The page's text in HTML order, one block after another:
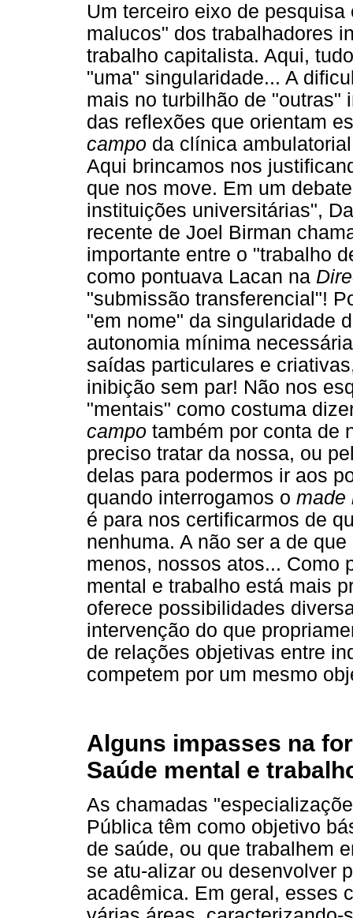
Um terceiro eixo de
malucos" dos trabalhadores
trabalho capitalista. Aqui,
"uma" singularidade... A
mais no turbilhão de "outras"
das reflexões que orientam
campo da clínica
Aqui brincamos nos
que nos move. Em um
instituições universitárias",
recente de Joel Birman
importante entre o "trabalho
como pontuava Lacan na
"submissão transferencial"!
"em nome" da singularidade
autonomia mínima
saídas particulares e
inibição sem par! Não nos
"mentais" como costuma
campo também por conta de
preciso tratar da nossa, ou
delas para podermos ir aos
quando interrogamos o made
é para nos certificarmos de
nenhuma. A não ser a de
menos, nossos atos... Como
mental e trabalho está mais
oferece possibilidades
intervenção do que
de relações objetivas entre
competem por um mesmo
Alguns impasses na
Saúde mental e
As chamadas
Pública têm como objetivo
de saúde, ou que trabalhem
se atu-alizar ou desenvolver
acadêmica. Em geral, esses